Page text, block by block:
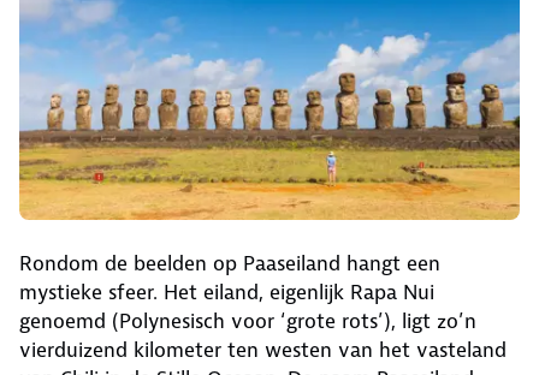
Rondom de beelden op Paaseiland hangt een
mystieke sfeer. Het eiland, eigenlijk Rapa Nui
genoemd (Polynesisch voor ‘grote rots’), ligt zo’n
vierduizend kilometer ten westen van het vasteland